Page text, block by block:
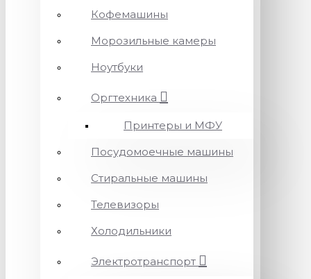
Кофемашины
Морозильные камеры
Ноутбуки
Оргтехника
Принтеры и МФУ
Посудомоечные машины
Стиральные машины
Телевизоры
Холодильники
Электротранспорт